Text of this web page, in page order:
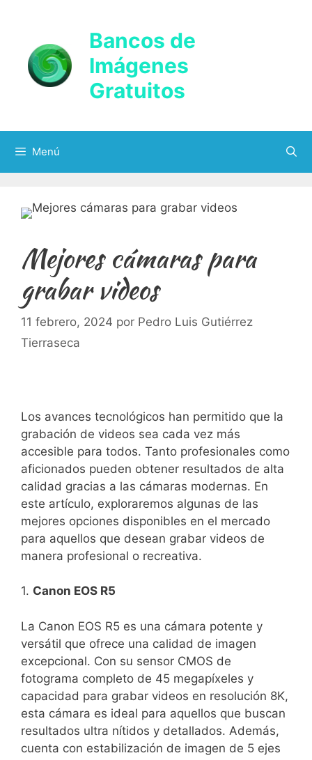
contenido
Bancos de
Imágenes
Gratuitos
Menú
Mejores cámaras para
grabar videos
11 febrero, 2024 por Pedro Luis Gutiérrez
Tierraseca
Los avances tecnológicos han permitido que la
grabación de videos‌ sea⁢ cada vez más
‌accesible‍ para todos. Tanto profesionales ‍como
aficionados⁣ pueden​ obtener resultados de alta
calidad gracias a las cámaras ⁣modernas. En
este artículo, exploraremos​ algunas‌ de las
mejores opciones disponibles en el mercado
para aquellos​ que desean grabar videos‍ de
manera ‌profesional o recreativa.
1. Canon ​EOS R5
La Canon EOS R5 es una cámara​ potente y​
versátil que ofrece una calidad de ‍imagen
excepcional. Con su sensor ⁢CMOS de
‌fotograma completo de 45⁤ megapíxeles y
capacidad para grabar videos‌ en resolución ⁤8K,
esta cámara es ideal para aquellos que buscan
resultados ultra‌ nítidos‍ y detallados. ​Además,
cuenta con estabilización ‍de imagen de ‍5 ejes ​